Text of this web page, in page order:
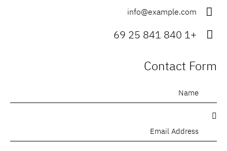
E-
m
:
info@example.com
on
+1 840 841 25 69
Contact Form